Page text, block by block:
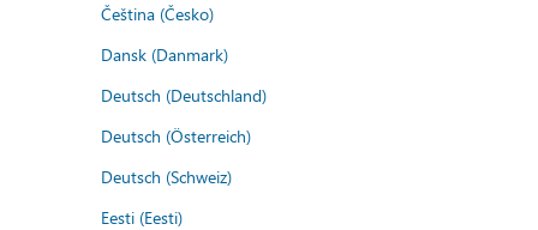
Čeština (Česko)
Dansk (Danmark)
Deutsch (Deutschland)
Deutsch (Österreich)
Deutsch (Schweiz)
Eesti (Eesti)